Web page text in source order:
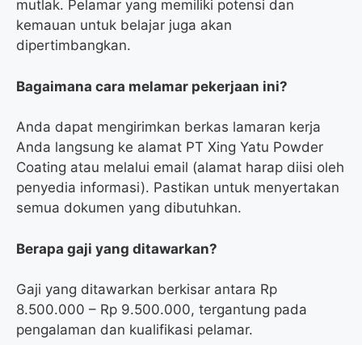
mutlak. Pelamar yang memiliki potensi dan
kemauan untuk belajar juga akan
dipertimbangkan.
Bagaimana cara melamar pekerjaan ini?
Anda dapat mengirimkan berkas lamaran kerja
Anda langsung ke alamat PT Xing Yatu Powder
Coating atau melalui email (alamat harap diisi oleh
penyedia informasi). Pastikan untuk menyertakan
semua dokumen yang dibutuhkan.
Berapa gaji yang ditawarkan?
Gaji yang ditawarkan berkisar antara Rp
8.500.000 – Rp 9.500.000, tergantung pada
pengalaman dan kualifikasi pelamar.